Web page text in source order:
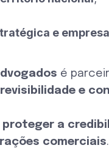
e
é
e
proteger a
comerciais.